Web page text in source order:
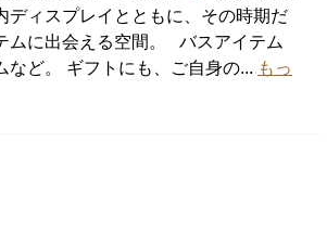
ディスプレイとともに、その時期だ
ムに出会える空間。 バスアイテム
など。 ギフトにも、ご自身の... もっ